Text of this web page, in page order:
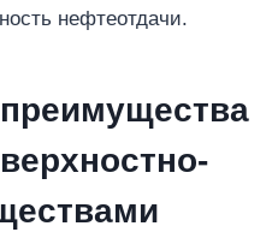
нефтеотдачи.